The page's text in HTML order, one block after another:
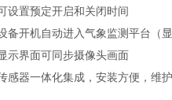
设置预定开启和关闭时间
备开机自动进入气象监测平台（
示界面可同步摄像头画面
感器一体化集成，安装方便，维